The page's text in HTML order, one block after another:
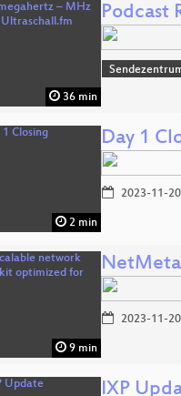
36 min
Podcast
2 min
Day 1
2023-11-20
9 min
2023-11-20
IXP